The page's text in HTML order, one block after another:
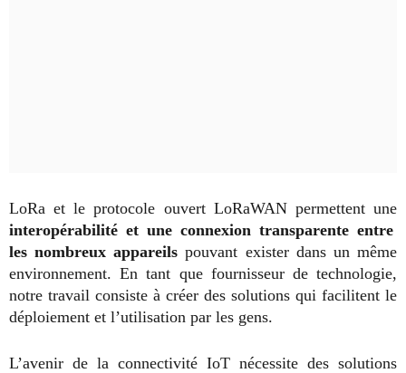
LoRa et le protocole ouvert LoRaWAN permettent une
interopérabilité et une connexion transparente entre
les nombreux appareils pouvant exister dans un même
environnement. En tant que fournisseur de technologie,
notre travail consiste à créer des solutions qui facilitent le
déploiement et l’utilisation par les gens.
L’avenir de la connectivité IoT nécessite des solutions